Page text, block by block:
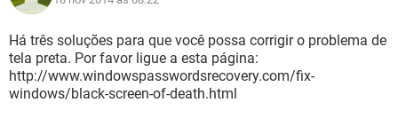
Há três soluções para que você possa corrigir o problema de
tela preta. Por favor ligue a esta página:
http://www.windowspasswordsrecovery.com/fix-
windows/black-screen-of-death.html